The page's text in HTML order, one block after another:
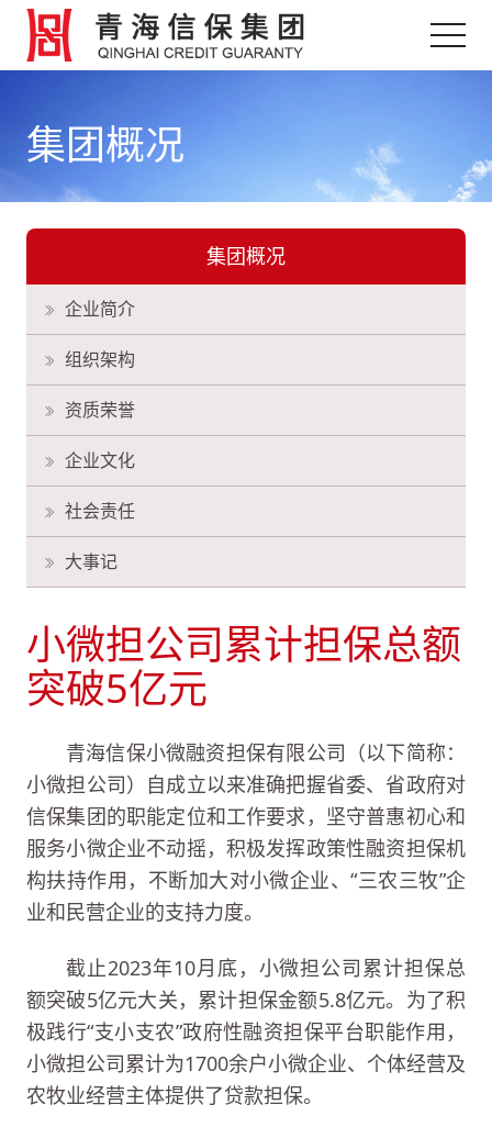
集团概况
集团概况
企业简介
组织架构
资质荣誉
企业文化
社会责任
大事记
小微担公司累计担保总额
突破5亿元
青海信保小微融资担保有限公司（以下简称：
小微担公司）自成立以来准确把握省委、省政府对
信保集团的职能定位和工作要求，坚守普惠初心和
服务小微企业不动摇，积极发挥政策性融资担保机
构扶持作用，不断加大对小微企业、“三农三牧”企
业和民营企业的支持力度。
截止2023年10月底，小微担公司累计担保总
额突破5亿元大关，累计担保金额5.8亿元。为了积
极践行“支小支农”政府性融资担保平台职能作用，
小微担公司累计为1700余户小微企业、个体经营及
农牧业经营主体提供了贷款担保。